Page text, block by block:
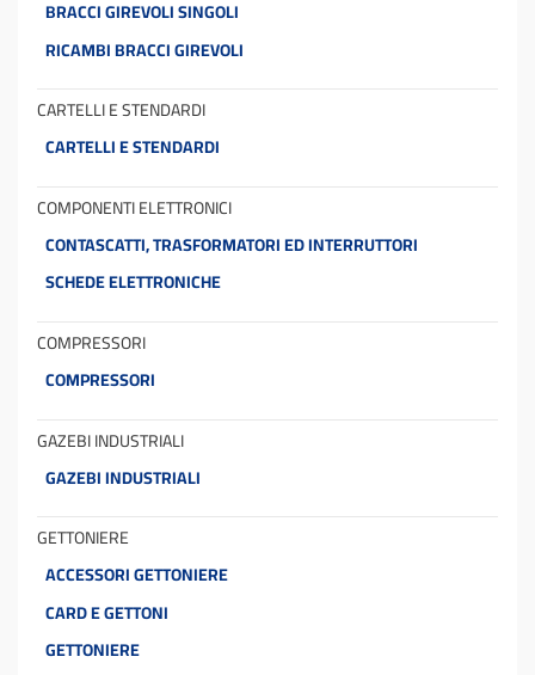
BRACCI GIREVOLI SINGOLI
RICAMBI BRACCI GIREVOLI
CARTELLI E STENDARDI
CARTELLI E STENDARDI
COMPONENTI ELETTRONICI
CONTASCATTI, TRASFORMATORI ED INTERRUTTORI
SCHEDE ELETTRONICHE
COMPRESSORI
COMPRESSORI
GAZEBI INDUSTRIALI
GAZEBI INDUSTRIALI
GETTONIERE
ACCESSORI GETTONIERE
CARD E GETTONI
GETTONIERE